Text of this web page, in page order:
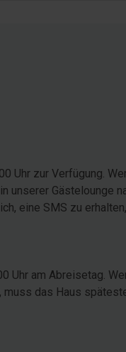
Uhr zur Verfügung.
unserer Gästelounge
eine SMS zu
Uhr am Abreisetag.
das Haus